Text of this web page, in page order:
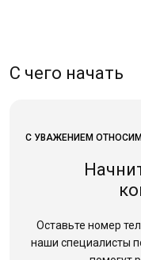
С чего начать
С УВАЖЕНИЕМ
Оставьте номер
наши специалисты